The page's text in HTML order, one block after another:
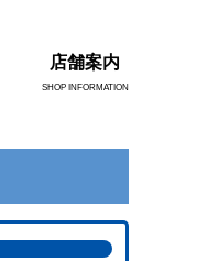
店舗案内
SHOP INFORMATION